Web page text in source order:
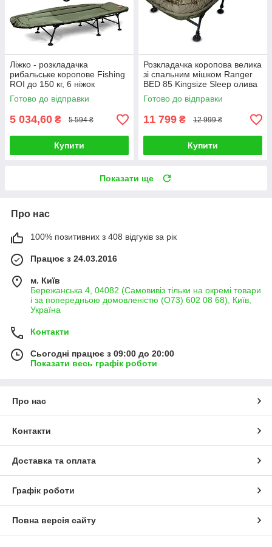
Ліжко - розкладачка
рибальське коропове Fishing
ROI до 150 кг, 6 ніжок
Готово до відправки
5 034,60 ₴ 5 594 ₴
Купити
Розкладачка коропова велика
зі спальним мішком Ranger
BED 85 Kingsize Sleep олива
Готово до відправки
11 799 ₴ 12 999 ₴
Купити
Показати ще
Про нас
100% позитивних з 408 відгуків за рік
Працює з 24.03.2016
м. Київ
Бережанська 4, 04082 (Самовивіз тільки на окремі товари
і за попередньою домовленістю (О73) 602 08 68), Київ,
Україна
Контакти
Сьогодні працює з 09:00 до 20:00
Показати весь графік роботи
Про нас
Контакти
Доставка та оплата
Графік роботи
Повна версія сайту